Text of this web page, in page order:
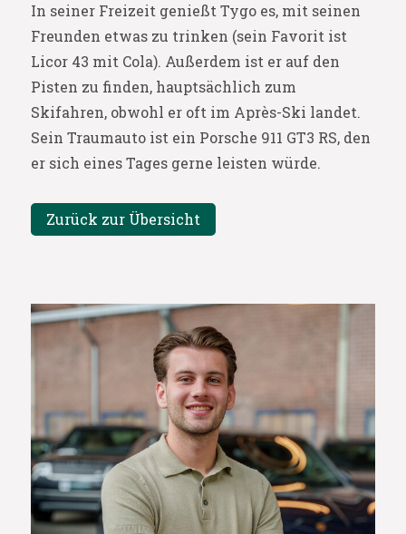
In seiner Freizeit genießt Tygo es, mit seinen
Freunden etwas zu trinken (sein Favorit ist
Licor 43 mit Cola). Außerdem ist er auf den
Pisten zu finden, hauptsächlich zum
Skifahren, obwohl er oft im Après-Ski landet.
Sein Traumauto ist ein Porsche 911 GT3 RS, den
er sich eines Tages gerne leisten würde.
Zurück zur Übersicht